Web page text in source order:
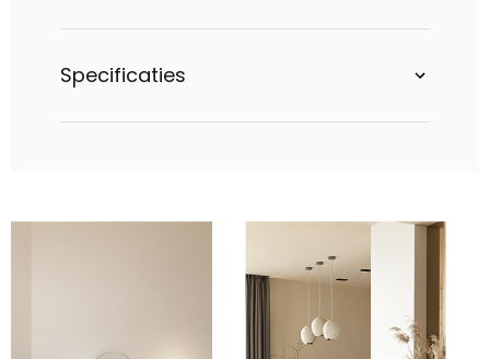
Specificaties